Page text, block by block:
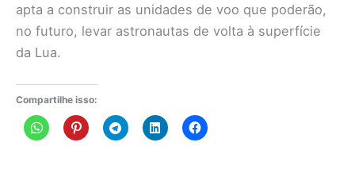
apta a construir as unidades de voo que poderão,
no futuro, levar astronautas de volta à superfície
da Lua.
Compartilhe isso: